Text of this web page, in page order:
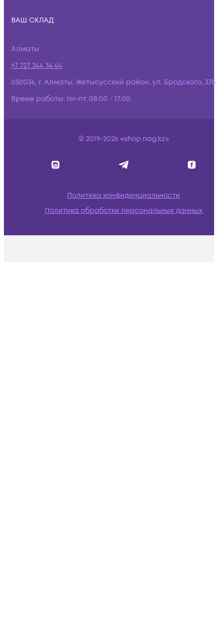
ВАШ СКЛАД
Алматы
+7 727 344 34 44
050034, г. Алматы, Жетысусский район, ул. Бродского, 37Б
Время работы: пн-пт, 08:00 - 17:00
© 2019-2026 «shop.nag.kz»
Политика конфиденциальности
Политика обработки персональных данных